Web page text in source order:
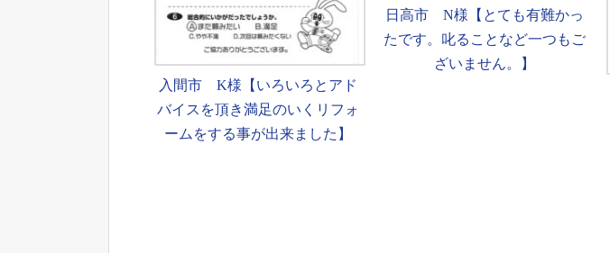
入間市 K様【いろいろとアド
バイスを頂き満足のいくリフォ
ームをする事が出来ました】
日高市 N様【とても有難かっ
たです。叱ることなど一つもご
ざいません。】